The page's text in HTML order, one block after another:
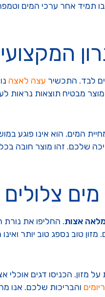
תמיד אחר ערכי המים
המקצועי
לבד. התכשיר עצה לאצה
מבטיח תוצאות נראות
המים. הוא אינו פוגע
שלכם. זהו מוצר חובה
צלולים
אצות
מזון טוב נספג טוב יותר
מזון. הכניסו דגים אוכלי
והבריכות שלכם. אנו